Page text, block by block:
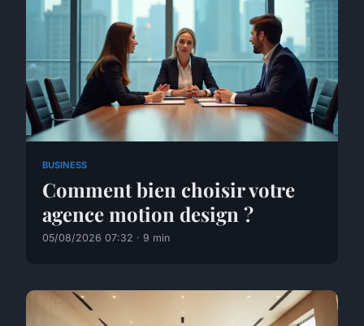
BUSINESS
Comment bien choisir votre
agence motion design ?
05/08/2026 07:32 · 9 min